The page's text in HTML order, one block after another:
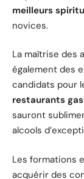
meilleurs
novices.
La maîtrise des
également des
candidats pour
restaurants
sauront
alcools
Les formations
acquérir des